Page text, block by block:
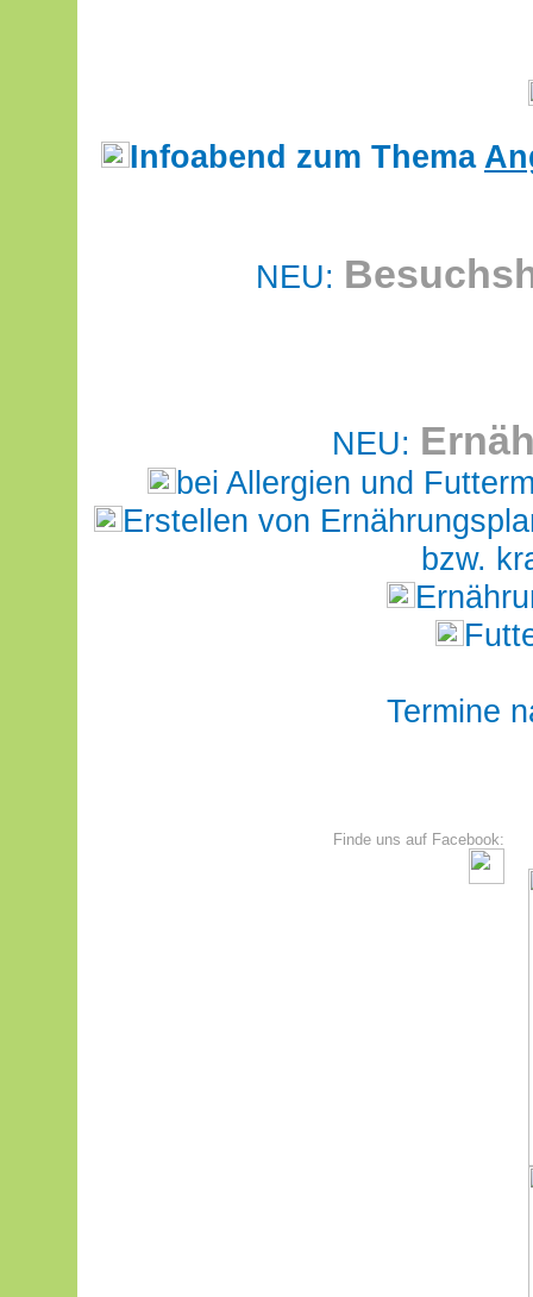
Infoabend zum Thema
NEU:
NEU:
bei Allergien und
Erstellen von
bzw.
Termine
Finde uns auf Facebook: